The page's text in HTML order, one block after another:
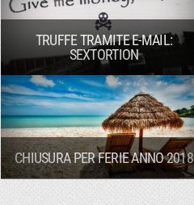
TRUFFE TRAMITE E-MAIL:
SEXTORTION
CHIUSURA PER FERIE ANNO 2018